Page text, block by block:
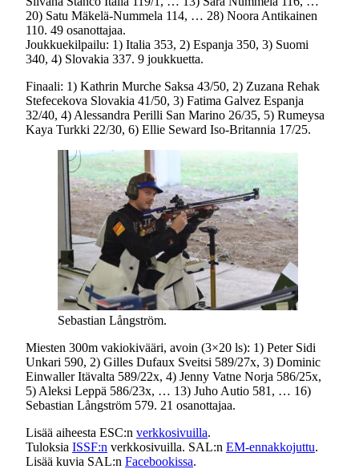
20) Satu Mäkelä-Nummela 114, … 28) Noora Antikainen
110. 49 osanottajaa.
Joukkuekilpailu: 1) Italia 353, 2) Espanja 350, 3) Suomi
340, 4) Slovakia 337. 9 joukkuetta.
Finaali: 1) Kathrin Murche Saksa 43/50, 2) Zuzana Rehak
Stefecekova Slovakia 41/50, 3) Fatima Galvez Espanja
32/40, 4) Alessandra Perilli San Marino 26/35, 5) Rumeysa
Kaya Turkki 22/30, 6) Ellie Seward Iso-Britannia 17/25.
Sebastian Långström.
Miesten 300m vakiokivääri, avoin (3×20 ls): 1) Peter Sidi
Unkari 590, 2) Gilles Dufaux Sveitsi 589/27x, 3) Dominic
Einwaller Itävalta 589/22x, 4) Jenny Vatne Norja 586/25x,
5) Aleksi Leppä 586/23x, … 13) Juho Autio 581, … 16)
Sebastian Långström 579. 21 osanottajaa.
Lisää aiheesta ESC:n verkkosivuilla.
Tuloksia ISSF:n verkkosivuilla. SAL:n EM-ennakkojuttu.
Lisää kuvia SAL:n Facebookissa.